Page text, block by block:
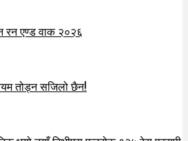
रन एण्ड वाक २०२६
तोड्न सजिलो छैन!